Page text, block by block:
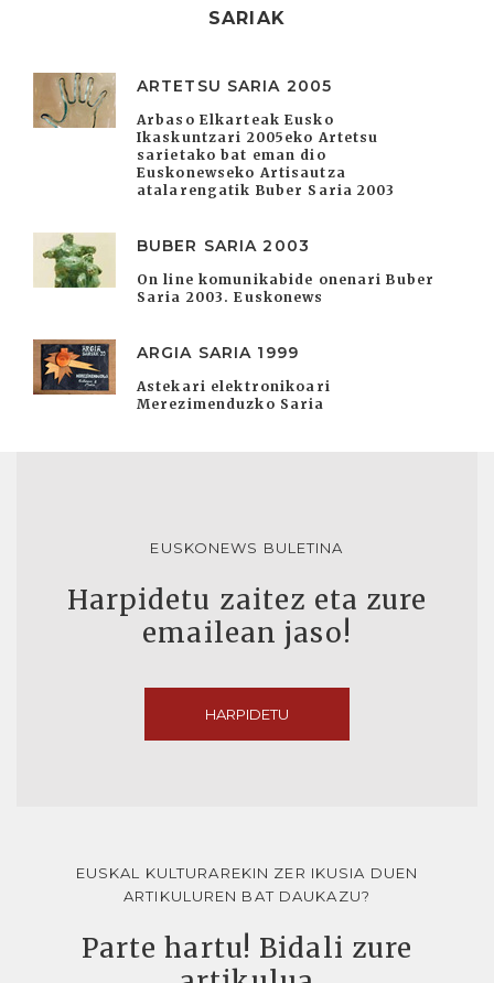
SARIAK
ARTETSU SARIA 2005
Arbaso Elkarteak Eusko
Ikaskuntzari 2005eko Artetsu
sarietako bat eman dio
Euskonewseko Artisautza
atalarengatik Buber Saria 2003
BUBER SARIA 2003
On line komunikabide onenari Buber
Saria 2003. Euskonews
ARGIA SARIA 1999
Astekari elektronikoari
Merezimenduzko Saria
EUSKONEWS BULETINA
Harpidetu zaitez eta zure
emailean jaso!
HARPIDETU
EUSKAL KULTURAREKIN ZER IKUSIA DUEN
ARTIKULUREN BAT DAUKAZU?
Parte hartu! Bidali zure